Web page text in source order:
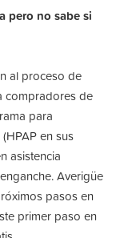
pero no sabe si
al proceso de
compradores de
para
en sus
asistencia
Averigüe
pasos en
primer paso en